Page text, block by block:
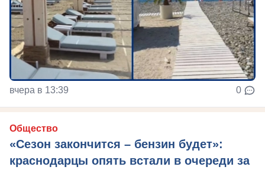
вчера в 13:39 0
Общество
«Сезон закончится – бензин будет»:
краснодарцы опять встали в очереди за